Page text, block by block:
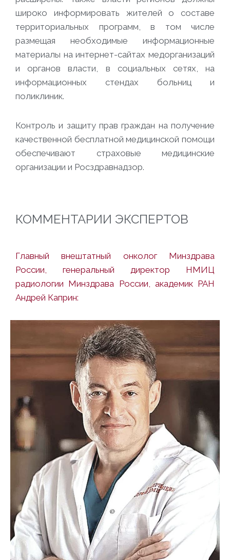
широко информировать жителей о составе
территориальных программ, в том числе
размещая необходимые информационные
материалы на интернет-сайтах медорганизаций
и органов власти, в социальных сетях, на
информационных стендах больниц и
поликлиник.
Контроль и защиту прав граждан на получение
качественной бесплатной медицинской помощи
обеспечивают страховые медицинские
организации и Росздравнадзор.
КОММЕНТАРИИ ЭКСПЕРТОВ
Главный внештатный онколог Минздрава
России, генеральный директор НМИЦ
радиологии Минздрава России, академик РАН
Андрей Каприн: